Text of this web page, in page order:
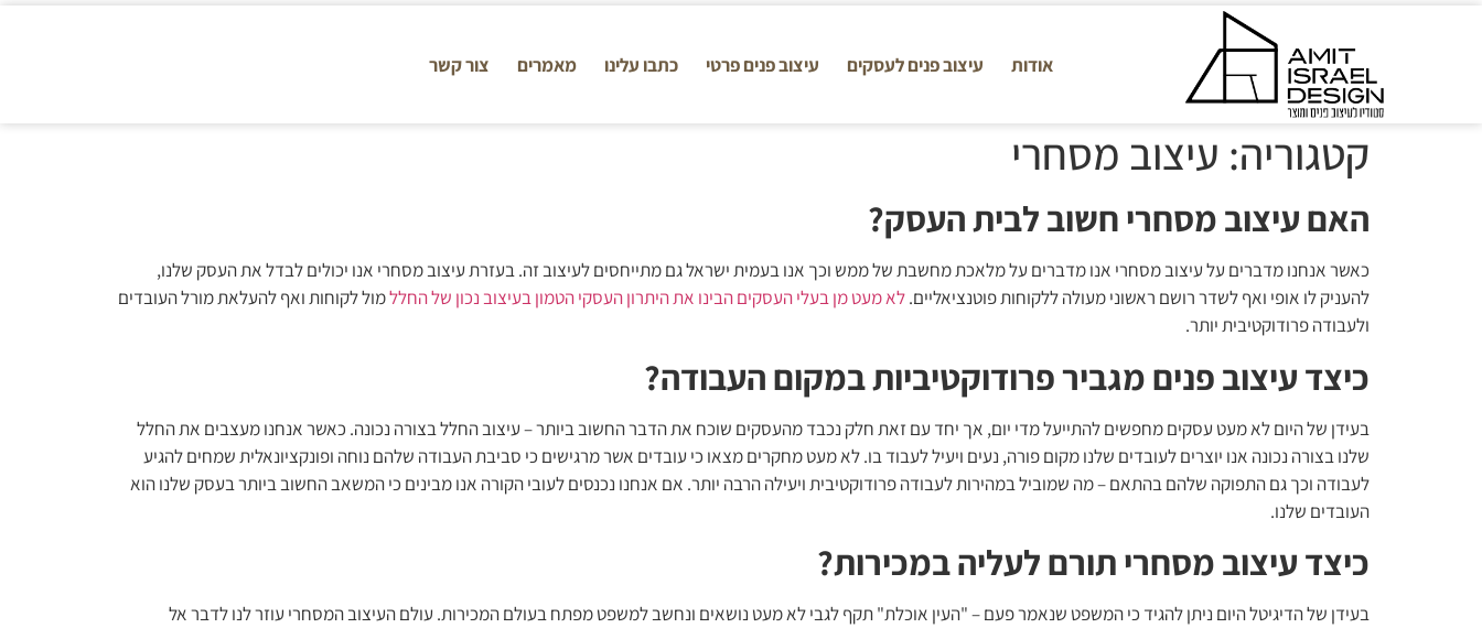
אודות עיצוב פנים לעסקים עיצוב פנים פרטי כתבו עלינו מאמרים צור קשר
קטגוריה: עיצוב מסחרי
האם עיצוב מסחרי חשוב לבית העסק?
כאשר אנחנו מדברים על עיצוב מסחרי אנו מדברים על מלאכת מחשבת של ממש וכך אנו בעמית ישראל גם מתייחסים לעיצוב זה. בעזרת עיצוב מסחרי אנו יכולים לבדל את העסק שלנו,
להעניק לו אופי ואף לשדר רושם ראשוני מעולה ללקוחות פוטנציאליים.לא מעט מן בעלי העסקים הבינו את היתרון העסקי הטמון בעיצוב נכון של החללמול לקוחות ואף להעלאת מורל העובדים
ולעבודה פרודוקטיבית יותר.
כיצד עיצוב פנים מגביר פרודוקטיביות במקום העבודה?
בעידן של היום לא מעט עסקים מחפשים להתייעל מדי יום, אך יחד עם זאת חלק נכבד מהעסקים שוכח את הדבר החשוב ביותר – עיצוב החלל בצורה נכונה. כאשר אנחנו מעצבים את החלל
שלנו בצורה נכונה אנו יוצרים לעובדים שלנו מקום פורה, נעים ויעיל לעבוד בו. לא מעט מחקרים מצאו כי עובדים אשר מרגישים כי סביבת העבודה שלהם נוחה ופונקציונאלית שמחים להגיע
לעבודה וכך גם התפוקה שלהם בהתאם – מה שמוביל במהירות לעבודה פרודוקטיבית ויעילה הרבה יותר. אם אנחנו נכנסים לעובי הקורה אנו מבינים כי המשאב החשוב ביותר בעסק שלנו הוא
העובדים שלנו.
כיצד עיצוב מסחרי תורם לעליה במכירות?
בעידן של הדיגיטל היום ניתן להגיד כי המשפט שנאמר פעם – "העין אוכלת" תקף לגבי לא מעט נושאים ונחשב למשפט מפתח בעולם המכירות. עולם העיצוב המסחרי עוזר לנו לדבר אל